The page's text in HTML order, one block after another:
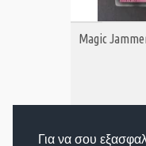
Για να σου
ΑΓΟΡΑ
Magic